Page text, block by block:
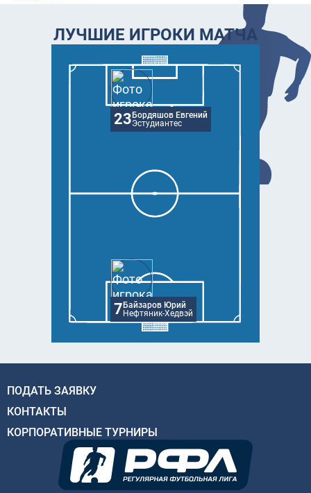
ЛУЧШИЕ ИГРОКИ МАТЧА
23Бордяшов Евгений
Эстудиантес
7Байзаров Юрий
Нефтяник-Хедвэй
ПОДАТЬ ЗАЯВКУ
КОНТАКТЫ
КОРПОРАТИВНЫЕ ТУРНИРЫ